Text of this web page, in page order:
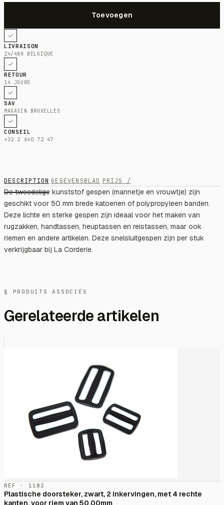
LIVRAISON
24/48H BELGIQUE
RETOUR
14 JOURS
SAV
MAGASIN BRUXELLES
CONSEIL
+32 2 640 72 47
DESCRIPTION GEGEVENSBLAD PRIJS /
De tweedelige kunststof gespen (mannetje en vrouwtje) zijn
geschikt voor 50 mm brede katoenen of polypropyleen banden.
Deze lichte en sterke gespen zijn ideaal voor het maken van
rugzakken, handtassen, heuptassen en reistassen, maar ook
riemen en andere artikelen. Deze snelsluitgespen zijn per stuk
verkrijgbaar bij La Corderie.
§ PRODUITS ASSOCIÉS
Gerelateerde artikelen
RÉF · 1182
Plastische doorsteker, zwart, 2 inkervingen, met 4 rechte
kanten, voor riem van 50,00mm